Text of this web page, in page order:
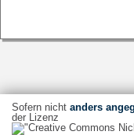
Sofern nicht anders
der Lizenz